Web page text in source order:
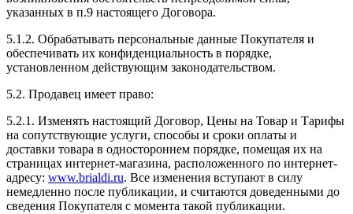
указанных в п.9 настоящего Договора.
5.1.2. Обрабатывать персональные данные Покупателя и
обеспечивать их конфиденциальность в порядке,
установленном действующим законодательством.
5.2. Продавец имеет право:
5.2.1. Изменять настоящий Договор, Цены на Товар и Тарифы
на сопутствующие услуги, способы и сроки оплаты и
доставки товара в одностороннем порядке, помещая их на
страницах интернет-магазина, расположенного по интернет-
адресу: www.brialdi.ru. Все изменения вступают в силу
немедленно после публикации, и считаются доведенными до
сведения Покупателя с момента такой публикации.